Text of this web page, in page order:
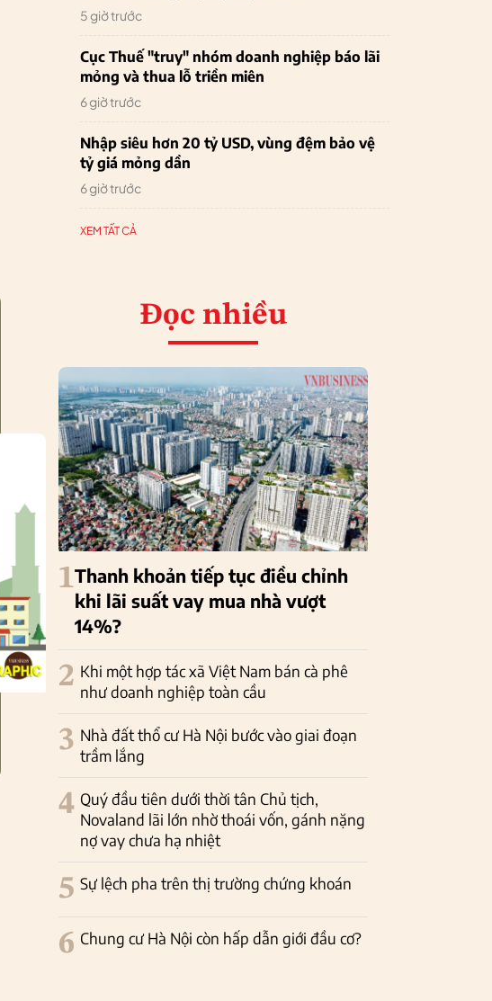
5 giờ trước
Cục Thuế "truy" nhóm doanh nghiệp báo lãi
mỏng và thua lỗ triền miên
6 giờ trước
Nhập siêu hơn 20 tỷ USD, vùng đệm bảo vệ
tỷ giá mỏng dần
6 giờ trước
XEM TẤT CẢ
Đọc nhiều
1Thanh khoản tiếp tục điều chỉnh
khi lãi suất vay mua nhà vượt
14%?
2 Khi một hợp tác xã Việt Nam bán cà phê
như doanh nghiệp toàn cầu
3 Nhà đất thổ cư Hà Nội bước vào giai đoạn
trầm lắng
4 Quý đầu tiên dưới thời tân Chủ tịch,
Novaland lãi lớn nhờ thoái vốn, gánh nặng
nợ vay chưa hạ nhiệt
5 Sự lệch pha trên thị trường chứng khoán
6 Chung cư Hà Nội còn hấp dẫn giới đầu cơ?